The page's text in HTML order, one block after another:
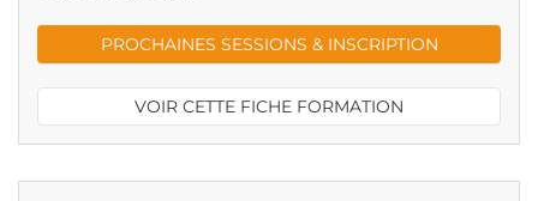
PROCHAINES SESSIONS & INSCRIPTION
VOIR CETTE FICHE FORMATION